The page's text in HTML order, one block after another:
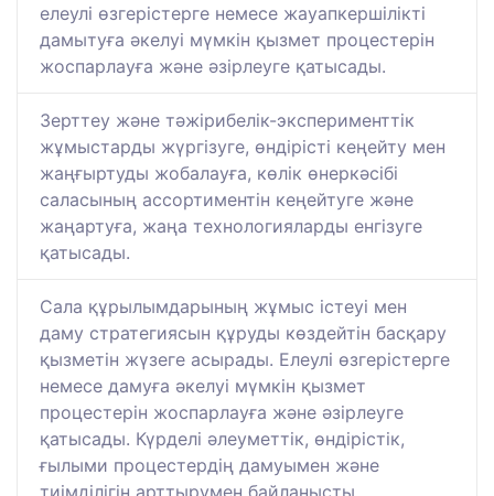
елеулі өзгерістерге немесе жауапкершілікті
дамытуға әкелуі мүмкін қызмет процестерін
жоспарлауға және әзірлеуге қатысады.
Зерттеу және тәжірибелік-эксперименттік
жұмыстарды жүргізуге, өндірісті кеңейту мен
жаңғыртуды жобалауға, көлік өнеркәсібі
саласының ассортиментін кеңейтуге және
жаңартуға, жаңа технологияларды енгізуге
қатысады.
Сала құрылымдарының жұмыс істеуі мен
даму стратегиясын құруды көздейтін басқару
қызметін жүзеге асырады. Елеулі өзгерістерге
немесе дамуға әкелуі мүмкін қызмет
процестерін жоспарлауға және әзірлеуге
қатысады. Күрделі әлеуметтік, өндірістік,
ғылыми процестердің дамуымен және